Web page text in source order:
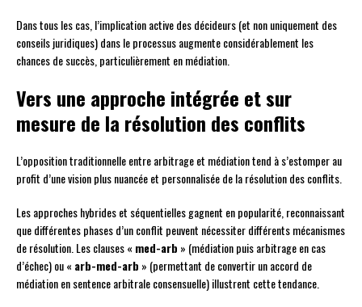
Dans tous les cas, l’implication active des décideurs (et non uniquement des
conseils juridiques) dans le processus augmente considérablement les
chances de succès, particulièrement en médiation.
Vers une approche intégrée et sur
mesure de la résolution des conflits
L’opposition traditionnelle entre arbitrage et médiation tend à s’estomper au
profit d’une vision plus nuancée et personnalisée de la résolution des conflits.
Les approches hybrides et séquentielles gagnent en popularité, reconnaissant
que différentes phases d’un conflit peuvent nécessiter différents mécanismes
de résolution. Les clauses « med-arb » (médiation puis arbitrage en cas
d’échec) ou « arb-med-arb » (permettant de convertir un accord de
médiation en sentence arbitrale consensuelle) illustrent cette tendance.